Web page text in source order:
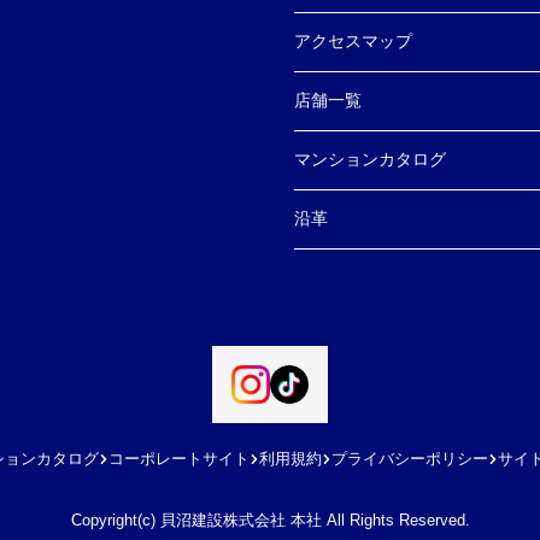
アクセスマップ
店舗一覧
マンションカタログ
沿革
ョンカタログ コーポレートサイト 利用規約 プライバシーポリシー サイ
Copyright(c) 貝沼建設株式会社 本社 All Rights Reserved.